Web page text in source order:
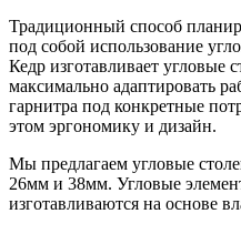
Традиционный способ
под собой использование
Кедр изготавливает угловые
максимально адаптировать
гарнитра под конкретные
этом эргономику и дизайн.
Мы предлагаем угловые
26мм и 38мм. Угловые
изготавливаются на основе